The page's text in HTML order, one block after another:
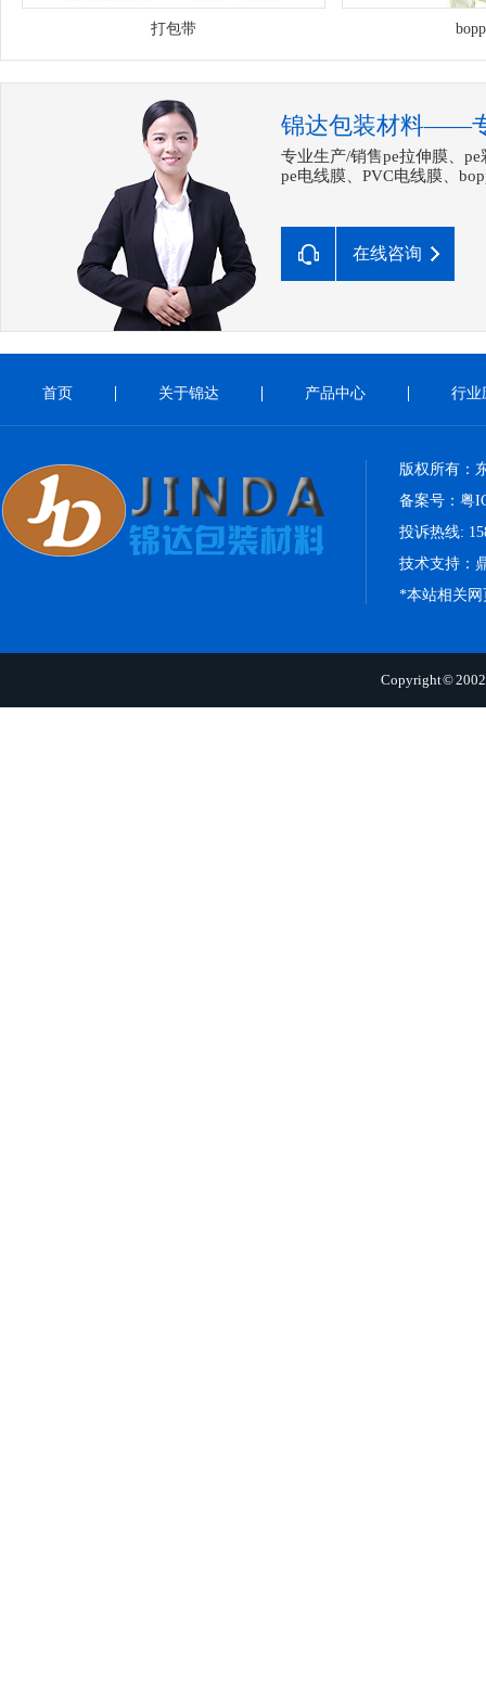
打包带
锦达包装材料——
专业生产/销售pe拉伸膜、
pe电线膜、PVC电线膜、
在线咨询
首页 关于锦达 产品中心 行业
版权所有：
备案号： 粤
投诉热线:
技术支持：
*本站相关网
Copyright ©